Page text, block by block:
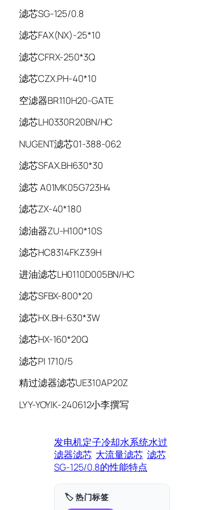
滤芯SG-125/0.8
滤芯FAX(NX)-25*10
滤芯CFRX-250*3Q
滤芯CZX.PH-40*10
空滤器BR110H20-GATE
滤芯LH0330R20BN/HC
NUGENT滤芯01-388-062
滤芯SFAX.BH630*30
滤芯 A01MK05G723H4
滤芯ZX-40*180
滤油器ZU-H100*10S
滤芯HC8314FKZ39H
进油滤芯LH0110D005BN/HC
滤芯SFBX-800*20
滤芯HX.BH-630*3W
滤芯HX-160*20Q
滤芯PI 1710/5
精过滤器滤芯UE310AP20Z
LYY-YOYIK-240612小李撰写
发电机定子冷却水系统水过
滤器滤芯 大流量滤芯 滤芯
SG-125/0.8的性能特点
🏷️ 热门标签